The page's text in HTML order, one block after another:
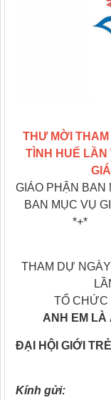
THƯ MỜI
TÌNH HUẾ LẦN
GIÁO PHẬN BAN
BAN MỤC VỤ
*+*
THAM DỰ
TỔ CHỨC
ANH EM LÀ
ĐẠI HỘI GIỚI
Kính gửi: